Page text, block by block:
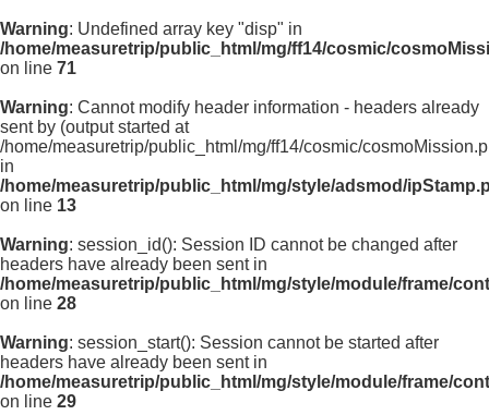
Warning: Undefined array key "disp" in
/home/measuretrip/public_html/mg/ff14/cosmic/
on line 71
Warning: Cannot modify header information - headers already
sent by (output started at
/home/measuretrip/public_html/mg/ff14/cosmic/
in
/home/measuretrip/public_html/mg/style/adsmod/
on line 13
Warning: session_id(): Session ID cannot be changed after
headers have already been sent in
/home/measuretrip/public_html/mg/style/module/frame/
on line 28
Warning: session_start(): Session cannot be started after
headers have already been sent in
/home/measuretrip/public_html/mg/style/module/frame/
on line 29